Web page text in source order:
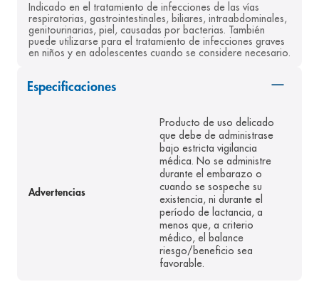
Indicado en el tratamiento de infecciones de las vías
respiratorias, gastrointestinales, biliares, intraabdominales,
genitourinarias, piel, causadas por bacterias. También
puede utilizarse para el tratamiento de infecciones graves
en niños y en adolescentes cuando se considere necesario.
Especificaciones
Advertencias
Producto de uso delicado
que debe de administrase
bajo estricta vigilancia
médica. No se administre
durante el embarazo o
cuando se sospeche su
existencia, ni durante el
período de lactancia, a
menos que, a criterio
médico, el balance
riesgo/beneficio sea
favorable.
8. panolini
9. pediasure